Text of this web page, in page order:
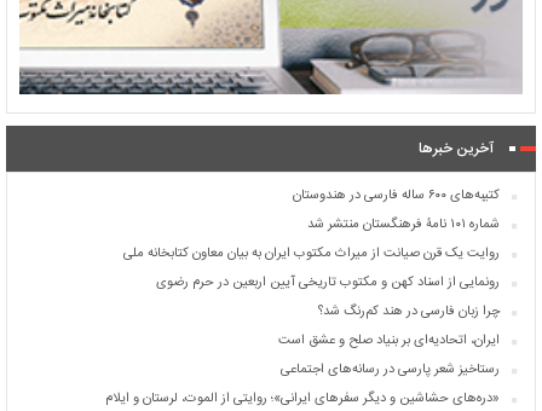
آخرین خبرها
کتیبه‌های ۶۰۰ ساله فارسی در هندوستان
شماره ۱۰۱ نامۀ فرهنگستان منتشر شد
روایت یک قرن صیانت از میراث مکتوب ایران به بیان معاون کتابخانه ملی
رونمایی از اسناد کهن و مکتوب تاریخی آیین اربعین در حرم رضوی
چرا زبان فارسی در هند کم‌رنگ شد؟
ایران، اتحادیه‌ای بر بنیاد صلح و عشق است
رستاخیز شعر پارسی در رسانه‌های اجتماعی
«دره‌های حشاشین و دیگر سفرهای ایرانی»؛ روایتی از الموت، لرستان و ایلام